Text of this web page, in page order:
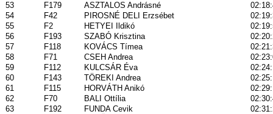
53
F179 ASZTALOS Andrásné
54
F42 PIROSNÉ DELI Erzsébet
55
F2 HETYEI Ildikó
56
F193 SZABÓ Krisztina
57
F118 KOVÁCS Tímea
58
F71 CSEH Andrea
59
F112 KULCSÁR Éva
60
F143 TÖREKI Andrea
61
F115 HORVÁTH Anikó
62
F70 BALI Ottília
63
F192 FUNDA Cevik